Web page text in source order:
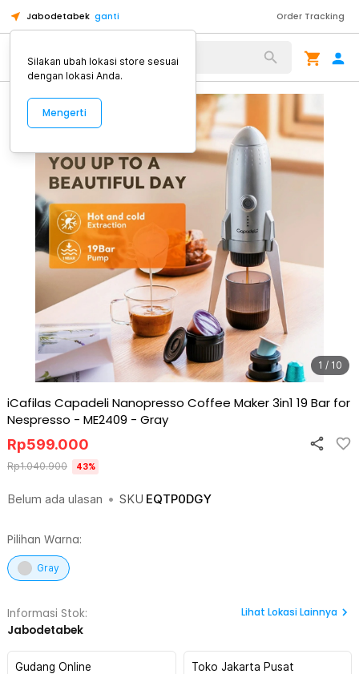
Jabodetabek ganti Order Tracking
Alat Kopi
1 / 10
iCafilas Capadeli Nanopresso Coffee Maker 3in1 19 Bar for
Nespresso - ME2409 - Gray
Belum ada ulasan • SKU EQTP0DGY
Rp599.000
Rp1.040.900 43%
Pilihan Warna:
Gray
Informasi Stok:
Jabodetabek
Lihat Lokasi Lainnya
Gudang Online Toko Jakarta Pusat
Silakan ubah lokasi store sesuai
dengan lokasi Anda.
Mengerti